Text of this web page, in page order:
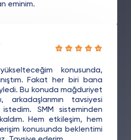
eminim.
konusunda,
Fakat her biri bana
Bu konuda mağduriyet
arkadaşlarımın tavsiyesi
SMM sisteminden
Hem etkileşim, hem
konusunda beklentimi